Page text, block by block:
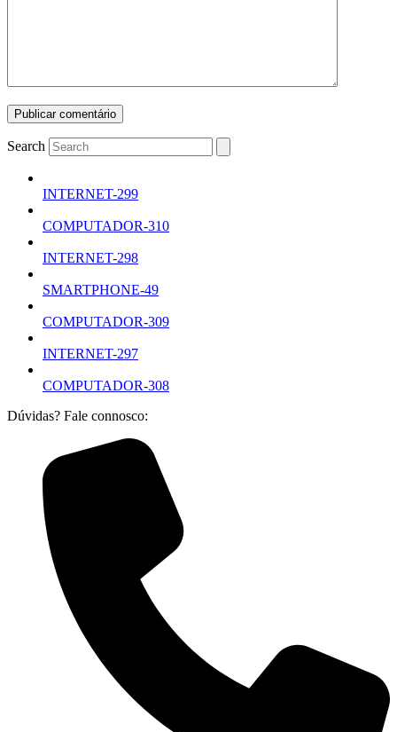
Search
INTERNET-299
COMPUTADOR-310
INTERNET-298
SMARTPHONE-49
COMPUTADOR-309
INTERNET-297
COMPUTADOR-308
Dúvidas? Fale connosco: